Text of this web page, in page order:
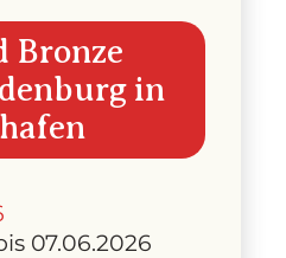
Bronze
in
07.06.2026